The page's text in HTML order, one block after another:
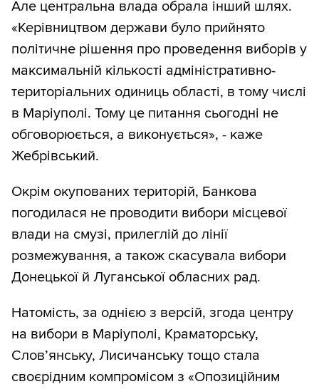
Але центральна влада обрала інший шлях.
«Керівництвом держави було прийнято
політичне рішення про проведення виборів у
максимальній кількості адміністративно-
територіальних одиниць області, в тому числі
в Маріуполі. Тому це питання сьогодні не
обговорюється, а виконується», - каже
Жебрівський.
Окрім окупованих територій, Банкова
погодилася не проводити вибори місцевої
влади на смузі, прилеглій до лінії
розмежування, а також скасувала вибори
Донецької й Луганської обласних рад.
Натомість, за однією з версій, згода центру
на вибори в Маріуполі, Краматорську,
Слов’янську, Лисичанську тощо стала
своєрідним компромісом з «Опозиційним